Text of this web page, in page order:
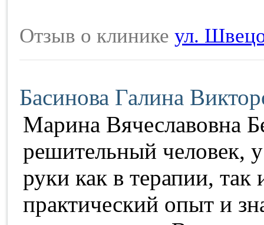
Отзыв о клинике ул.
Басинова Галина
Марина Вячеславовна
решительный человек,
руки как в терапии,
практический опыт и